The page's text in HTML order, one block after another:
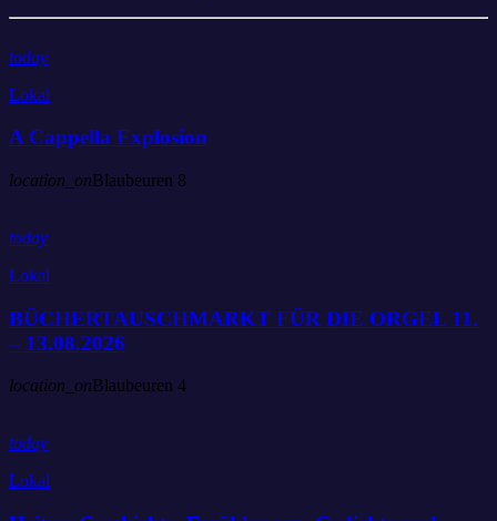
today
Lokal
A Cappella Explosion
location_onBlaubeuren 8
today
Lokal
BÜCHERTAUSCHMARKT FÜR DIE ORGEL 11.
– 13.08.2026
location_on Blaubeuren 4
today
Lokal